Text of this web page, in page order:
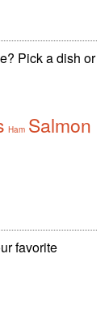
Pick a dish or
Ham Salmon
favorite